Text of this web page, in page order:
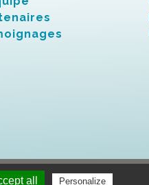
all Personalize